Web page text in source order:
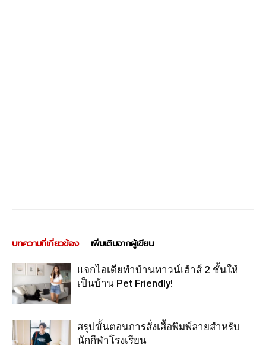
บทความที่เกี่ยวข้อง เพิ่มเติมจากผู้เขียน
แจกไอเดียทำบ้านทาวน์เฮ้าส์ 2 ชั้นให้
เป็นบ้าน Pet Friendly!
สรุปขั้นตอนการสั่งเสื้อพิมพ์ลายสำหรับ
นักกีฬาโรงเรียน